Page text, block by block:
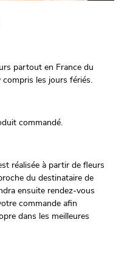
partout en France du
les jours fériés.
commandé.
réalisée à partir de fleurs
du destinataire de
ensuite rendez-vous
commande afin
dans les meilleures